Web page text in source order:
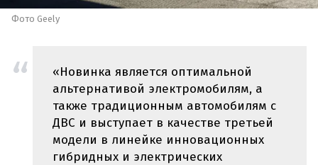
Фото Geely
«Новинка является оптимальной
альтернативой электромобилям, а
также традиционным автомобилям с
ДВС и выступает в качестве третьей
модели в линейке инновационных
гибридных и электрических